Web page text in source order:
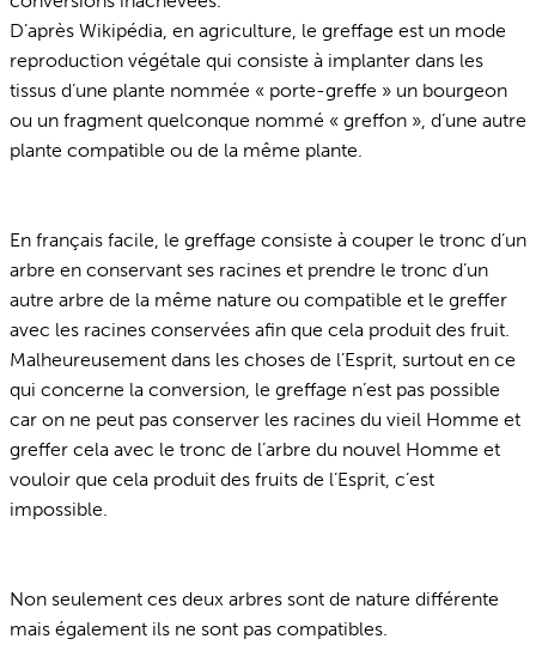
D’après Wikipédia, en agriculture, le greffage est un mode
reproduction végétale qui consiste à implanter dans les
tissus d’une plante nommée « porte-greffe » un bourgeon
ou un fragment quelconque nommé « greffon », d’une autre
plante compatible ou de la même plante.
En français facile, le greffage consiste à couper le tronc d’un
arbre en conservant ses racines et prendre le tronc d’un
autre arbre de la même nature ou compatible et le greffer
avec les racines conservées afin que cela produit des fruit.
Malheureusement dans les choses de l’Esprit, surtout en ce
qui concerne la conversion, le greffage n’est pas possible
car on ne peut pas conserver les racines du vieil Homme et
greffer cela avec le tronc de l’arbre du nouvel Homme et
vouloir que cela produit des fruits de l’Esprit, c’est
impossible.
Non seulement ces deux arbres sont de nature différente
mais également ils ne sont pas compatibles.